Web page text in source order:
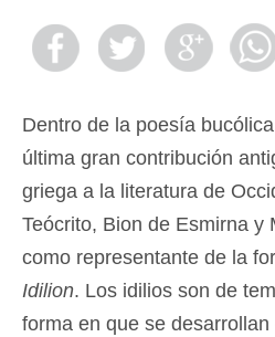
Dentro de la poesía
última gran contribución
griega a la literatura de
Teócrito, Bion de Esmirna y
como representante de la
Idilion. Los idilios son de
forma en que se